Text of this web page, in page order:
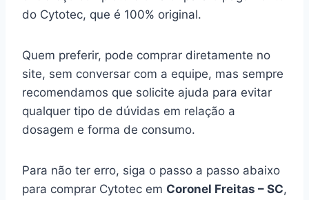
do Cytotec, que é 100% original.
Quem preferir, pode comprar diretamente no
site, sem conversar com a equipe, mas sempre
recomendamos que solicite ajuda para evitar
qualquer tipo de dúvidas em relação a
dosagem e forma de consumo.
Para não ter erro, siga o passo a passo abaixo
para comprar Cytotec em Coronel Freitas – SC,